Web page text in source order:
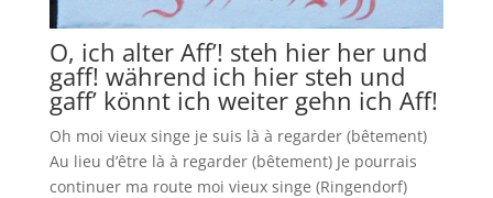
O, ich alter Aff’! steh hier her und
gaff! während ich hier steh und
gaff’ könnt ich weiter gehn ich Aff!
Oh moi vieux singe je suis là à regarder (bêtement)
Au lieu d’être là à regarder (bêtement) Je pourrais
continuer ma route moi vieux singe (Ringendorf)